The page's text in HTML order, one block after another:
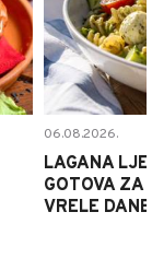
06.08.2026.
LAGANA
GOTOVA ZA
VRELE DANE